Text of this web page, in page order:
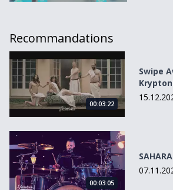
Recommandations
Swipe Away de Miss Kryptonite
00:03:22
Swipe
SAHARA de Greg Turini
00:03:05